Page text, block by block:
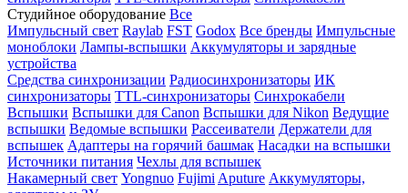
Студийное оборудование Все
Импульсный свет Raylab FST Godox Все бренды Импульсные
моноблоки Лампы-вспышки Аккумуляторы и зарядные
устройства
Средства синхронизации Радиосинхронизаторы ИК
синхронизаторы TTL-синхронизаторы Синхрокабели
Вспышки Вспышки для Canon Вспышки для Nikon Ведущие
вспышки Ведомые вспышки Рассеиватели Держатели для
вспышек Адаптеры на горячий башмак Насадки на вспышки
Источники питания Чехлы для вспышек
Накамерный свет Yongnuo Fujimi Aputure Аккумуляторы,